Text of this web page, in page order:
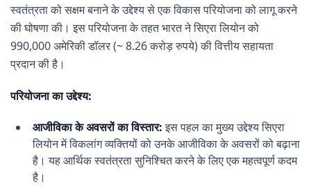
स्वतंत्रता को सक्षम बनाने के उद्देश्य से एक विकास परियोजना को लागू करने
की घोषणा की। इस परियोजना के तहत भारत ने सिएरा लियोन को
990,000 अमेरिकी डॉलर (~ 8.26 करोड़ रुपये) की वित्तीय सहायता
प्रदान की है।
परियोजना का उद्देश्य:
आजीविका के अवसरों का विस्तार:इस पहल का मुख्य उद्देश्य सिएरा
लियोन में विकलांग व्यक्तियों को उनके आजीविका के अवसरों को बढ़ाना
है। यह आर्थिक स्वतंत्रता सुनिश्चित करने के लिए एक महत्वपूर्ण कदम
है।